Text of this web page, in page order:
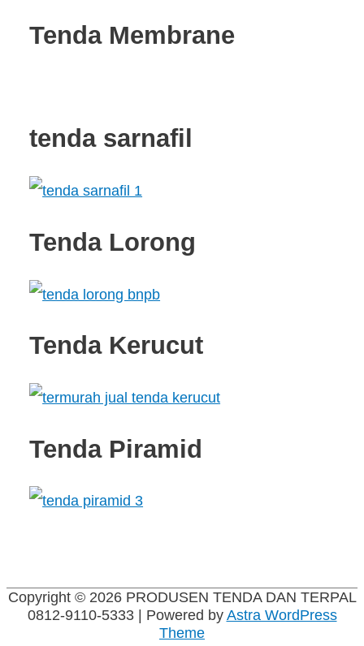
Tenda Membrane
tenda sarnafil
Tenda Lorong
Tenda Kerucut
Tenda Piramid
Copyright © 2026 PRODUSEN TENDA DAN TERPAL
0812-9110-5333| Powered byAstra WordPress
Theme